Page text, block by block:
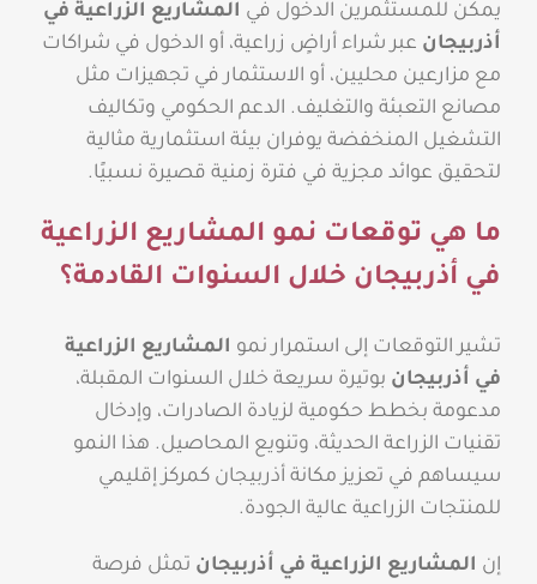
يمكن للمستثمرين الدخول في المشاريع الزراعية في
أذربيجان عبر شراء أراضٍ زراعية، أو الدخول في شراكات
مع مزارعين محليين، أو الاستثمار في تجهيزات مثل
مصانع التعبئة والتغليف. الدعم الحكومي وتكاليف
التشغيل المنخفضة يوفران بيئة استثمارية مثالية
لتحقيق عوائد مجزية في فترة زمنية قصيرة نسبيًا.
ما هي توقعات نمو المشاريع الزراعية
في أذربيجان خلال السنوات القادمة؟
تشير التوقعات إلى استمرار نمو المشاريع الزراعية
في أذربيجان بوتيرة سريعة خلال السنوات المقبلة،
مدعومة بخطط حكومية لزيادة الصادرات، وإدخال
تقنيات الزراعة الحديثة، وتنويع المحاصيل. هذا النمو
سيساهم في تعزيز مكانة أذربيجان كمركز إقليمي
للمنتجات الزراعية عالية الجودة.
إن المشاريع الزراعية في أذربيجان تمثل فرصة